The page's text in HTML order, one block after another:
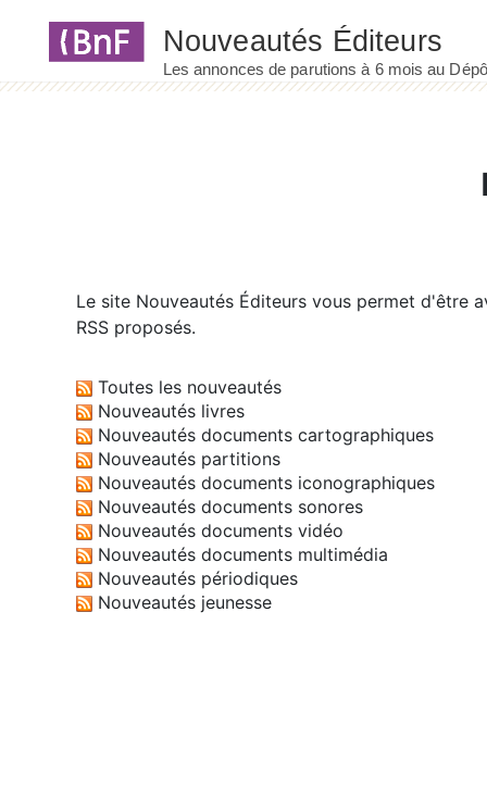
Le site Nouveautés Éditeurs vous permet d'être
RSS proposés.
Toutes les nouveautés
Nouveautés livres
Nouveautés documents cartographiques
Nouveautés partitions
Nouveautés documents iconographiques
Nouveautés documents sonores
Nouveautés documents vidéo
Nouveautés documents multimédia
Nouveautés périodiques
Nouveautés jeunesse